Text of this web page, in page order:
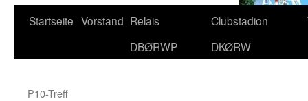
Zum
Startseite Vorstand Relais
DBØRWP
Clubstadion
DKØRW
P10-Treff